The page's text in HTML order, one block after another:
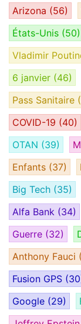
Arizona (56)
États-Unis (50)
Vladimir
6 janvier (46)
Pass Sanitaire
COVID-19 (40)
OTAN (39)
Enfants (37)
Big Tech (35)
Alfa Bank (34)
Guerre (32)
Anthony Fauci
Fusion GPS
Google (29)